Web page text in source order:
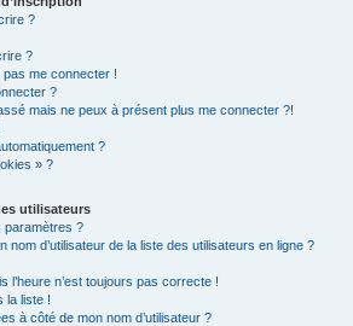
?
?
me connecter !
?
mais ne peux à présent plus me connecter ?!
?
» ?
utilisateurs
paramètres ?
nom d’utilisateur de la liste des utilisateurs en ligne ?
l’heure n’est toujours pas correcte !
la liste !
à côté de mon nom d’utilisateur ?